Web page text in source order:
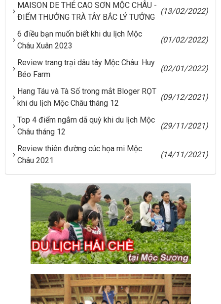
MAISON DE THÉ CAO SƠN MỘC CHÂU -
ĐIỂM THƯỞNG TRÀ TÂY BẮC LÝ TƯỞNG
(13/02/2022)
6 điều bạn muốn biết khi du lịch Mộc
Châu Xuân 2023
(01/02/2022)
Review trang trại dâu tây Mộc Châu: Huy
Béo Farm
(02/01/2022)
Hang Táu và Tà Số trong mắt Bloger RỌT
khi du lịch Mộc Châu tháng 12
(09/12/2021)
Top 4 điểm ngắm dã quỳ khi du lịch Mộc
Châu tháng 12
(29/11/2021)
Review thiên đường cúc họa mi Mộc
Châu 2021
(14/11/2021)